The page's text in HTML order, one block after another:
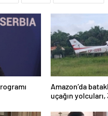
Amazon’da
uçağın yolcuları,